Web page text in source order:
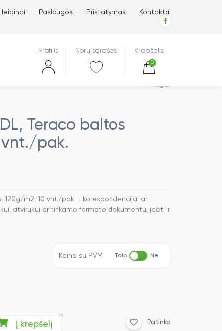
leidinai Paslaugos Pristatymas Kontaktai
Profilis Norų sąrašas Krepšelis
0
Atgal
Teraco baltos
vnt./pak.
120g/m2, 10 vnt./pak – korespondencijai ar
atvirukui ar tinkamo formato dokumentui įdėti ir
Kaina su PVM Taip Ne
Į krepšelį Patinka